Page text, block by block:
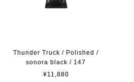
Thunder Truck / Polished /
sonora black / 147
¥11,880